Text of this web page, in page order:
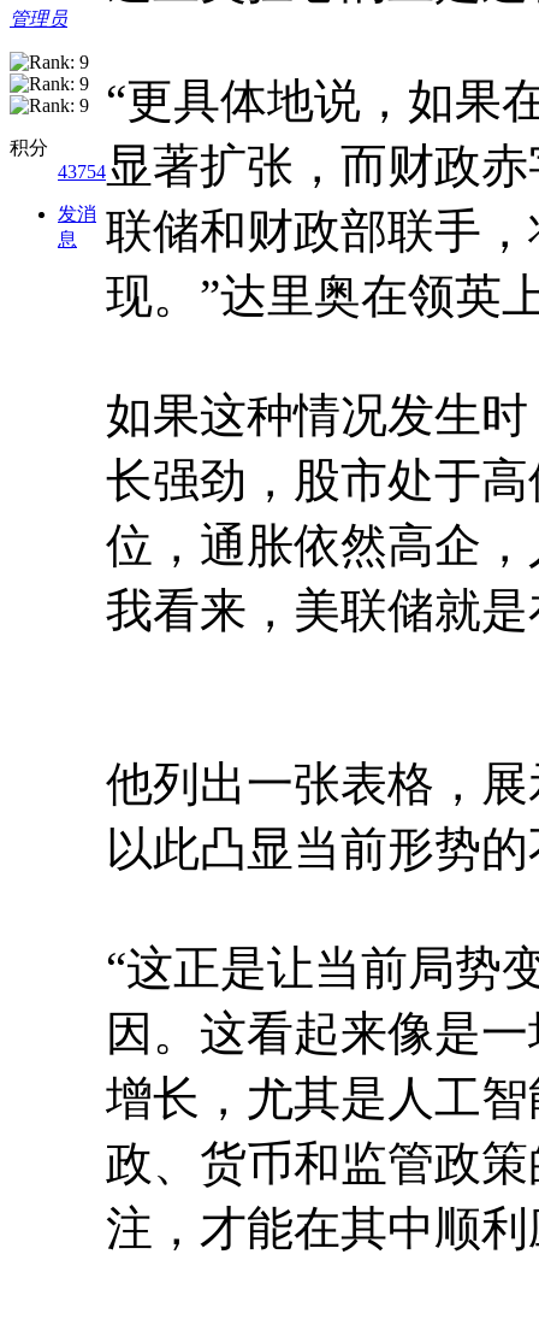
管理员
积分
43754
发消
息
“更具体地说，如果
显著扩张，而财政
联储和财政部联手
现。”达里奥在领英
如果这种情况发生
长强劲，股市处于
位，通胀依然高企
我看来，美联储就
他列出一张表格，
以此凸显当前形势
“这正是让当前局势
因。这看起来像是
增长，尤其是人工
政、货币和监管政
注，才能在其中顺